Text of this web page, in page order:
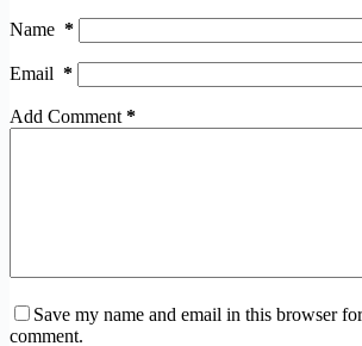
Name *
Email *
Add Comment *
Save my name and email in this browser
comment.